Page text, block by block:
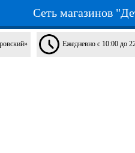
Сеть магазинов
Ежедневно с 10:00 до